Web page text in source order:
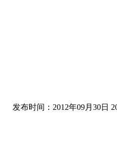
发布时间：2012年09月30日